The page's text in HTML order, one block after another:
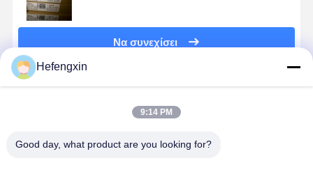
Να συνεχίσει
Hefengxin
9:14 PM
Good day, what product are you looking for?